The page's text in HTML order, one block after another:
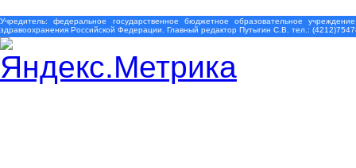
Учредитель: федеральное государственное бюджетное образовательное
здравоохранения Российской Федерации. Главный редактор Путыгин С.В. тел.: